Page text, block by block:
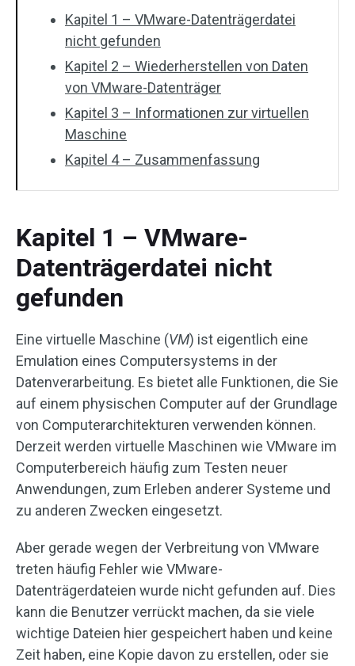
Kapitel 1 – VMware-Datenträgerdatei
nicht gefunden
Kapitel 2 – Wiederherstellen von Daten
von VMware-Datenträger
Kapitel 3 – Informationen zur virtuellen
Maschine
Kapitel 4 – Zusammenfassung
Kapitel 1 – VMware-
Datenträgerdatei nicht
gefunden
Eine virtuelle Maschine (VM) ist eigentlich eine
Emulation eines Computersystems in der
Datenverarbeitung. Es bietet alle Funktionen, die Sie
auf einem physischen Computer auf der Grundlage
von Computerarchitekturen verwenden können.
Derzeit werden virtuelle Maschinen wie VMware im
Computerbereich häufig zum Testen neuer
Anwendungen, zum Erleben anderer Systeme und
zu anderen Zwecken eingesetzt.
Aber gerade wegen der Verbreitung von VMware
treten häufig Fehler wie VMware-
Datenträgerdateien wurde nicht gefunden auf. Dies
kann die Benutzer verrückt machen, da sie viele
wichtige Dateien hier gespeichert haben und keine
Zeit haben, eine Kopie davon zu erstellen, oder sie